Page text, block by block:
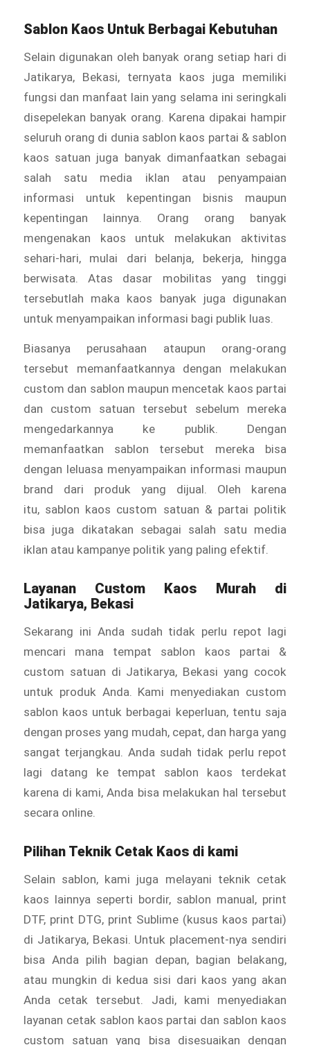
Sablon Kaos Untuk Berbagai Kebutuhan
Selain digunakan oleh banyak orang setiap hari di
Jatikarya, Bekasi, ternyata kaos juga memiliki
fungsi dan manfaat lain yang selama ini seringkali
disepelekan banyak orang. Karena dipakai hampir
seluruh orang di dunia sablon kaos partai & sablon
kaos satuan juga banyak dimanfaatkan sebagai
salah satu media iklan atau penyampaian
informasi untuk kepentingan bisnis maupun
kepentingan lainnya. Orang orang banyak
mengenakan kaos untuk melakukan aktivitas
sehari-hari, mulai dari belanja, bekerja, hingga
berwisata. Atas dasar mobilitas yang tinggi
tersebutlah maka kaos banyak juga digunakan
untuk menyampaikan informasi bagi publik luas.
Biasanya perusahaan ataupun orang-orang
tersebut memanfaatkannya dengan melakukan
custom dan sablon maupun mencetak kaos partai
dan custom satuan tersebut sebelum mereka
mengedarkannya ke publik. Dengan
memanfaatkan sablon tersebut mereka bisa
dengan leluasa menyampaikan informasi maupun
brand dari produk yang dijual. Oleh karena
itu, sablon kaos custom satuan & partai politik
bisa juga dikatakan sebagai salah satu media
iklan atau kampanye politik yang paling efektif.
Layanan Custom Kaos Murahdi
Jatikarya, Bekasi
Sekarang ini Anda sudah tidak perlu repot lagi
mencari mana tempat sablon kaos partai &
custom satuan di Jatikarya, Bekasi yang cocok
untuk produk Anda. Kami menyediakan custom
sablon kaos untuk berbagai keperluan, tentu saja
dengan proses yang mudah, cepat, dan harga yang
sangat terjangkau. Anda sudah tidak perlu repot
lagi datang ke tempat sablon kaos terdekat
karena di kami, Anda bisa melakukan hal tersebut
secara online.
Pilihan Teknik Cetak Kaos di kami
Selain sablon, kami juga melayani teknik cetak
kaos lainnya seperti bordir, sablon manual, print
DTF, print DTG, print Sublime (kusus kaos partai)
di Jatikarya, Bekasi. Untuk placement-nya sendiri
bisa Anda pilih bagian depan, bagian belakang,
atau mungkin di kedua sisi dari kaos yang akan
Anda cetak tersebut. Jadi, kami menyediakan
layanan cetak sablon kaos partai dan sablon kaos
custom satuan yang bisa disesuaikan dengan